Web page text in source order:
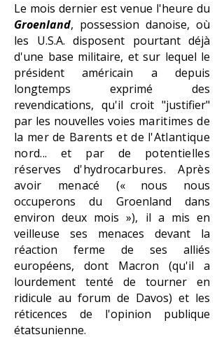
Le mois dernier est venue l'heure du
Groenland, possession danoise, où
les U.S.A. disposent pourtant déjà
d'une base militaire, et sur lequel le
président américain a depuis
longtemps exprimé des
revendications, qu'il croit "justifier"
par les nouvelles voies maritimes de
la mer de Barents et de l'Atlantique
nord... et par de potentielles
réserves d'hydrocarbures. Après
avoir menacé (« nous nous
occuperons du Groenland dans
environ deux mois »), il a mis en
veilleuse ses menaces devant la
réaction ferme de ses alliés
européens, dont Macron (qu'il a
lourdement tenté de tourner en
ridicule au forum de Davos) et les
réticences de l'opinion publique
étatsunienne.